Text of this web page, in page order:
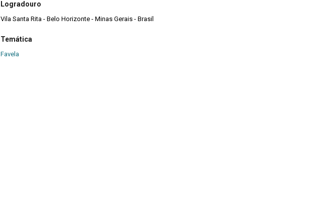
Logradouro
Vila Santa Rita - Belo Horizonte - Minas Gerais - Brasil
Temática
Favela